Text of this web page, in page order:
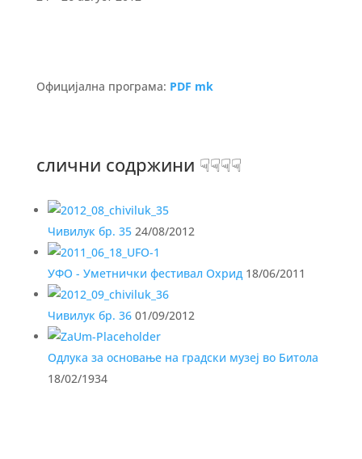
Официјална програма: PDF mk
слични содржини ☟☟☟☟
Чивилук бр. 3524/08/2012
УФО - Уметнички фестивал Охрид18/06/2011
Чивилук бр. 3601/09/2012
Одлука за основање на градски музеј во Битола
18/02/1934